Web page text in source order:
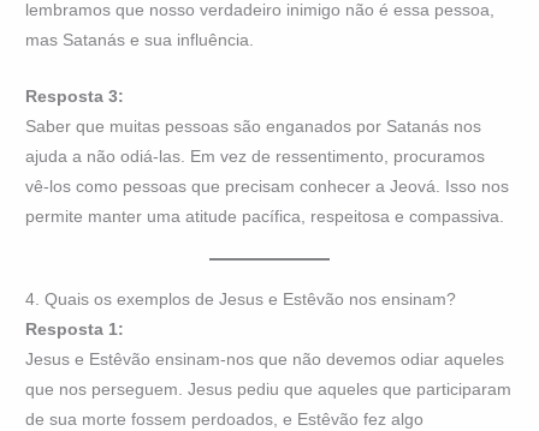
lembramos que nosso verdadeiro inimigo não é essa pessoa,
mas Satanás e sua influência.
Resposta 3:
Saber que muitas pessoas são enganados por Satanás nos
ajuda a não odiá-las. Em vez de ressentimento, procuramos
vê-los como pessoas que precisam conhecer a Jeová. Isso nos
permite manter uma atitude pacífica, respeitosa e compassiva.
4. Quais os exemplos de Jesus e Estêvão nos ensinam?
Resposta 1:
Jesus e Estêvão ensinam-nos que não devemos odiar aqueles
que nos perseguem. Jesus pediu que aqueles que participaram
de sua morte fossem perdoados, e Estêvão fez algo